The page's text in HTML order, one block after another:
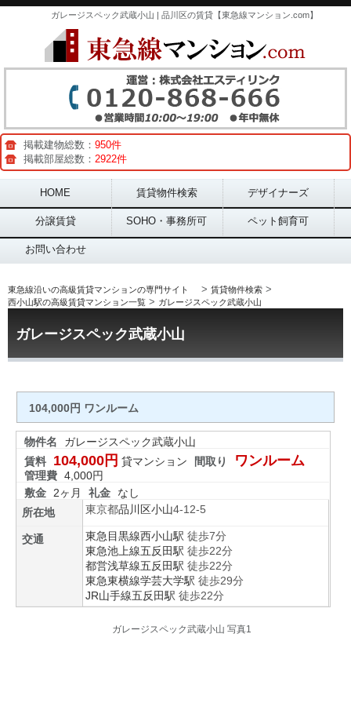
ガレージスペック武蔵小山 | 品川区の賃貸【東急線マンション.com】
掲載建物総数： 950件
掲載部屋総数： 2922件
Main menu
HOME 賃貸物件検索 デザイナーズ
分譲賃貸 SOHO・事務所可 ペット飼育可
お問い合わせ
東急線沿いの高級賃貸マンションの専門サイト > 賃貸物件検索 >
西小山駅の高級賃貸マンション一覧 > ガレージスペック武蔵小山
ガレージスペック武蔵小山
104,000円 ワンルーム
物件名
ガレージスペック武蔵小山
賃料
104,000円 貸マンション 間取り ワンルーム
管理費 4,000円
敷金
2ヶ月 礼金
なし
所在地
東京都品川区小山4-12-5
交通 東急目黒線西小山駅 徒歩7分
東急池上線五反田駅 徒歩22分
都営浅草線五反田駅 徒歩22分
東急東横線学芸大学駅 徒歩29分
JR山手線五反田駅 徒歩22分